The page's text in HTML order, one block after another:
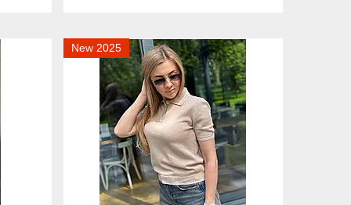
New 2025